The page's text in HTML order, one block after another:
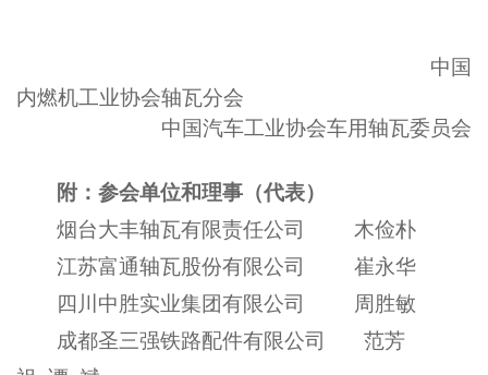
中国
内燃机工业协会轴瓦分会
中国汽车工业协会车用轴瓦委员会
附：参会单位和理事（代表）
烟台大丰轴瓦有限责任公司 木俭朴
江苏富通轴瓦股份有限公司 崔永华
四川中胜实业集团有限公司 周胜敏
成都圣三强铁路配件有限公司 范芳